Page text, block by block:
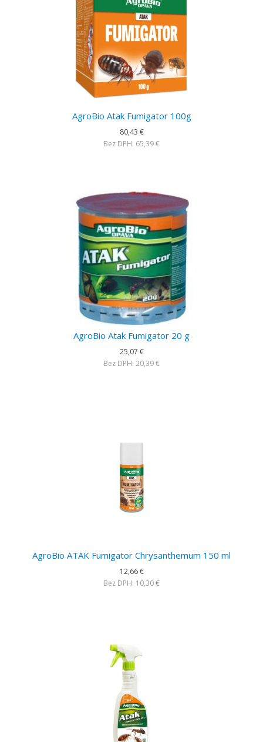
AgroBio Atak Fumigator 100g
80,43 €
Bez DPH: 65,39 €
AgroBio Atak Fumigator 20 g
25,07 €
Bez DPH: 20,39 €
AgroBio ATAK Fumigator Chrysanthemum 150 ml
12,66 €
Bez DPH: 10,30 €